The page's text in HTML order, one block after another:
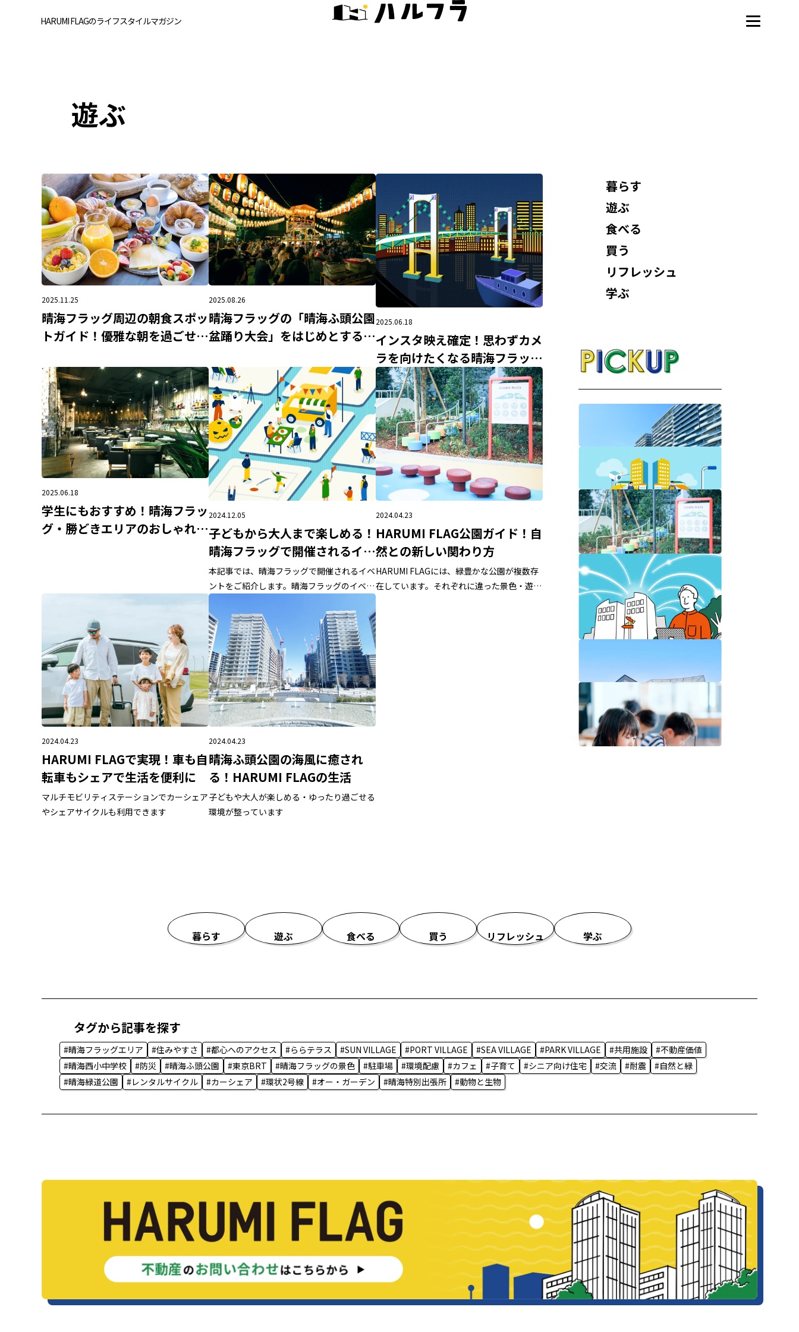
HARUMI FLAGのライフスタイルマガジン
遊ぶ
2025.11.25
晴海フラッグ周辺の朝食スポッ
トガイド！優雅な朝を過ごせる
2025.08.26
晴海フラッグの「晴海ふ頭公園
盆踊り大会」をはじめとする夏
2025.06.18
インスタ映え確定！思わずカメ
ラを向けたくなる晴海フラッグ
周辺の夜景スポット13選
2025.06.18
学生にもおすすめ！晴海フラッ
グ・勝どきエリアのおしゃれな
2024.12.05
子どもから大人まで楽しめる！
晴海フラッグで開催されるイベ
ントとは？
本記事では、晴海フラッグで開催されるイベ
ントをご紹介します。晴海フラッグのイベン
い。
2024.04.23
HARUMI FLAG公園ガイド！自
然との新しい関わり方
HARUMI FLAGには、緑豊かな公園が複数存
在しています。それぞれに違った景色・遊び
2024.04.23
HARUMI FLAGで実現！車も自
転車もシェアで生活を便利に
マルチモビリティステーションでカーシェア
やシェアサイクルも利用できます
2024.04.23
晴海ふ頭公園の海風に癒され
る！HARUMI FLAGの生活
子どもや大人が楽しめる・ゆったり過ごせる
環境が整っています
暮らす
遊ぶ
食べる
買う
リフレッシュ
学ぶ
暮らす 遊ぶ 食べる 買う リフレッシュ 学ぶ
タグから記事を探す
#晴海フラッグエリア #住みやすさ #都心へのアクセス #ららテラス #SUN VILLAGE #PORT VILLAGE #SEA VILLAGE #PARK VILLAGE #共用施設
#不動産価値
#晴海西小中学校
#防災 #晴海ふ頭公園 #東京BRT #晴海フラッグの景色 #駐車場 #環境配慮 #カフェ #子育て #シニア向け住宅 #交流 #耐震
#自然と緑
#晴海緑道公園
#レンタルサイクル #カーシェア #環状2号線 #オー・ガーデン #晴海特別出張所 #動物と生物